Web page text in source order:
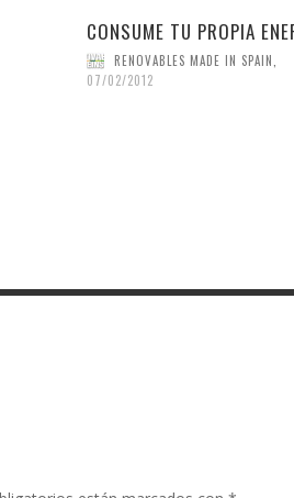
CONSUME TU PROPIA
RENOVABLES MADE IN SPAIN
07/02/2012